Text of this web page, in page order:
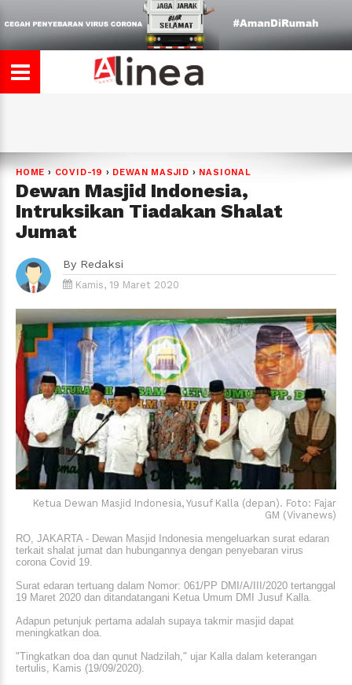
HOME › COVID-19 › DEWAN MASJID › NASIONAL
Dewan Masjid Indonesia,
Intruksikan Tiadakan Shalat
Jumat
By Redaksi
Kamis, 19 Maret 2020
Ketua Dewan Masjid Indonesia, Yusuf Kalla (depan). Foto: Fajar
GM (Vivanews)
RO, JAKARTA - Dewan Masjid Indonesia mengeluarkan surat edaran
terkait shalat jumat dan hubungannya dengan penyebaran virus
corona Covid 19.
Surat edaran tertuang dalam Nomor: 061/PP DMI/A/III/2020 tertanggal
19 Maret 2020 dan ditandatangani Ketua Umum DMI Jusuf Kalla.
Adapun petunjuk pertama adalah supaya takmir masjid dapat
meningkatkan doa.
"Tingkatkan doa dan qunut Nadzilah," ujar Kalla dalam keterangan
tertulis, Kamis (19/09/2020).